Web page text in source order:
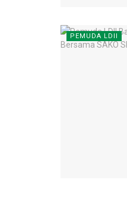
PEMUDA LDII